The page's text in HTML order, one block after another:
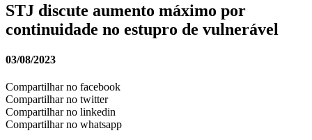
STJ discute aumento máximo por
continuidade no estupro de vulnerável
03/08/2023
Compartilhar no facebook
Compartilhar no twitter
Compartilhar no linkedin
Compartilhar no whatsapp